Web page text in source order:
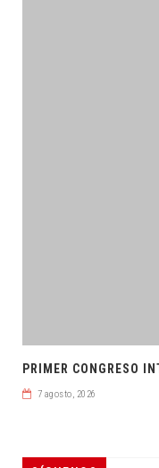
PRIMER CONGRESO
7 agosto, 2026